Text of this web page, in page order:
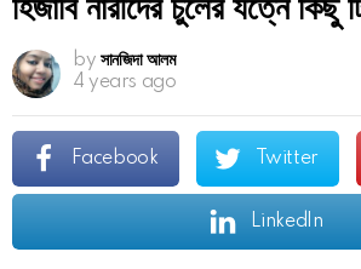
by সানজিদা আলম
4 years ago
Facebook Twitter
LinkedIn